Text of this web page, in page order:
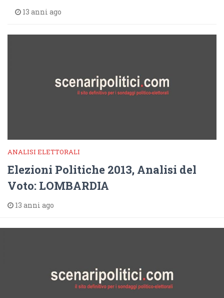
13 anni ago
ANALISI ELETTORALI
Elezioni Politiche 2013, Analisi del
Voto: LOMBARDIA
13 anni ago